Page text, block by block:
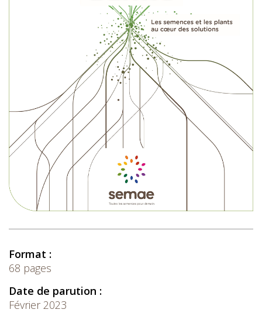
Format :
68 pages
Date de parution :
Février 2023